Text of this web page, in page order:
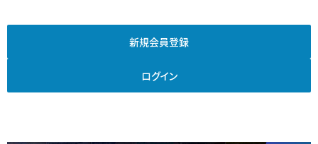
新規会員登録
ログイン